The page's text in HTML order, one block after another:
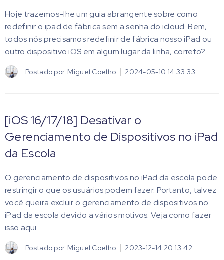
Hoje trazemos-lhe um guia abrangente sobre como
redefinir o ipad de fábrica sem a senha do icloud. Bem,
todos nós precisamos redefinir de fábrica nosso iPad ou
outro dispositivo iOS em algum lugar da linha, correto?
Postado por Miguel Coelho 2024-05-10 14:33:33
[iOS 16/17/18] Desativar o
Gerenciamento de Dispositivos no iPad
da Escola
O gerenciamento de dispositivos no iPad da escola pode
restringir o que os usuários podem fazer. Portanto, talvez
você queira excluir o gerenciamento de dispositivos no
iPad da escola devido a vários motivos. Veja como fazer
isso aqui.
Postado por Miguel Coelho 2023-12-14 20:13:42